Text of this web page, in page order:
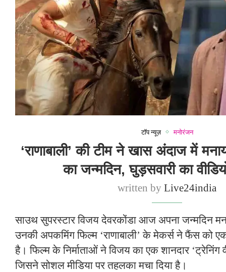
टॉप न्यूज़ मनोरंजन
‘राणाबाली’ की टीम ने खास अंदाज में
का जन्मदिन, घुड़सवारी का
written byLive24india
साउथ सुपरस्टार विजय देवरकोंडा आज अपना जन्मदिन
उनकी अपकमिंग फिल्म ‘राणाबाली’ के मेकर्स ने फैंस को
है। फिल्म के निर्माताओं ने विजय का एक शानदार ‘ट्रेनिंग
जिसने सोशल मीडिया पर तहलका मचा दिया है।